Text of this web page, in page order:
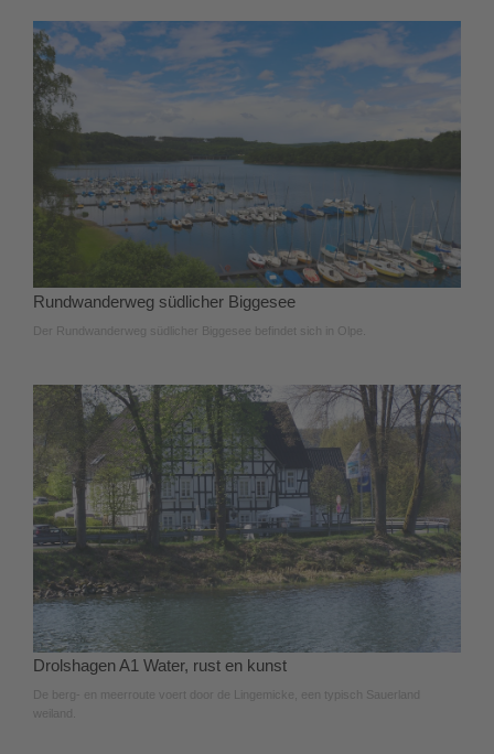
Rundwanderweg südlicher Biggesee
Der Rundwanderweg südlicher Biggesee befindet sich in Olpe.
Drolshagen A1 Water, rust en kunst
De berg- en meerroute voert door de Lingemicke, een typisch Sauerland
weiland.